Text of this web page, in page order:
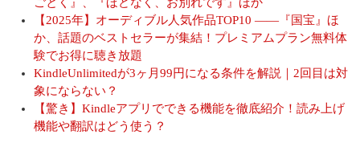
ごとく』、『ほどなく、お別れです』ほか
【2025年】オーディブル人気作品TOP10 ――『国宝』ほ
か、話題のベストセラーが集結！プレミアムプラン無料体
験でお得に聴き放題
KindleUnlimitedが3ヶ月99円になる条件を解説｜2回目は対
象にならない？
【驚き】Kindleアプリでできる機能を徹底紹介！読み上げ
機能や翻訳はどう使う？